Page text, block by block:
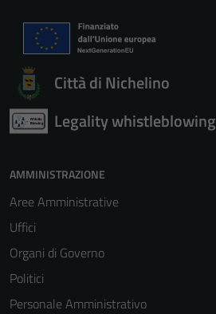
Città di Nichelino
Legality whistleblowing
AMMINISTRAZIONE
Aree Amministrative
Uffici
Organi di Governo
Politici
Personale Amministrativo